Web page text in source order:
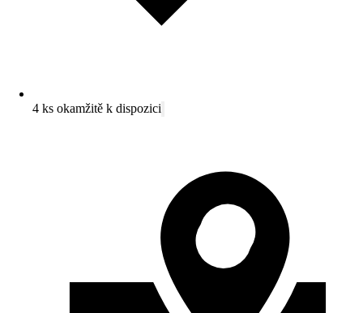
4 ks okamžitě k dispozici